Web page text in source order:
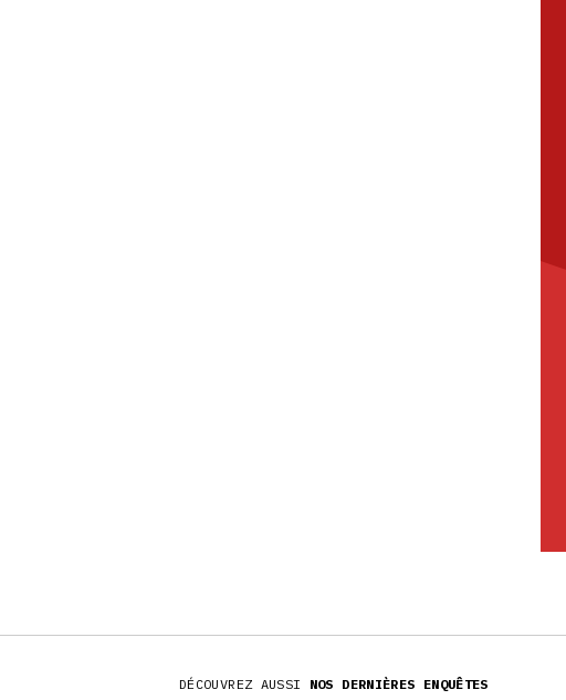
DÉCOUVREZ AUSSI NOS DERNIÈRES ENQUÊTES